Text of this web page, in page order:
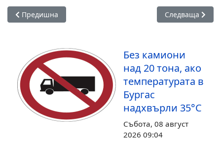
Предишна статия: Без синя зона по празниците в Бургас
Предишна Следваща
Следваща
Без камиони
над 20 тона, ако
температурата в
Бургас
надхвърли 35°С
Събота, 08 август
2026 09:04